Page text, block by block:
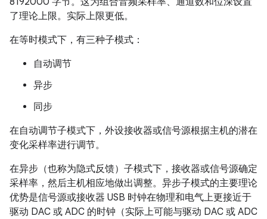
了理论上限。实际上限更低。
在等时模式下，有三种子模式：
自动调节
异步
同步
在自动调节子模式下，外设接收器或信号源根据主机的潜在
变化采样率进行调节。
在异步（也称为隐式反馈）子模式下，接收器或信号源确定
采样率，然后主机相应地做出调整。异步子模式的主要理论
优势是信号源或接收器 USB 时钟在物理和电气上更接近于
驱动 DAC 或 ADC 的时钟（实际上可能与驱动 DAC 或 ADC